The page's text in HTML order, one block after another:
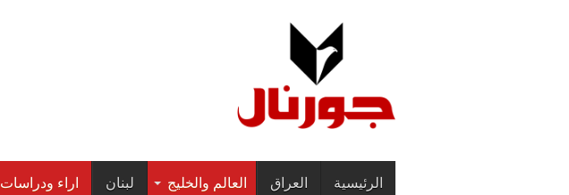
الرئيسية العراق العالم والخليج لبنان اراء ودراسات